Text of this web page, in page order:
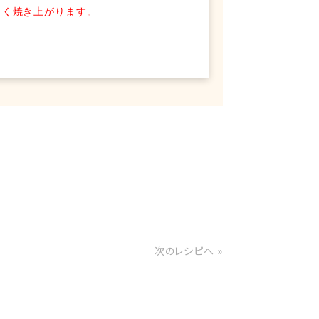
焼き上がります。
次のレシピへ »